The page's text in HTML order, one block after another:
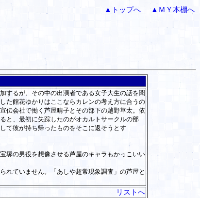
▲トップへ ▲ＭＹ本棚へ
するが、その中の出演者である女子大生の話を聞
た館花ゆかりはここならカレンの考え方に合うの
伝会社で働く芦屋晴子とその部下の越野草太。依
と、最初に失踪したのがオカルトサークルの部
て彼が持ち帰ったものをそこに返そうとす
塚の男役を想像させる芦屋のキャラもかっこいい
れていません。「あしや超常現象調査」の芦屋と
リストへ